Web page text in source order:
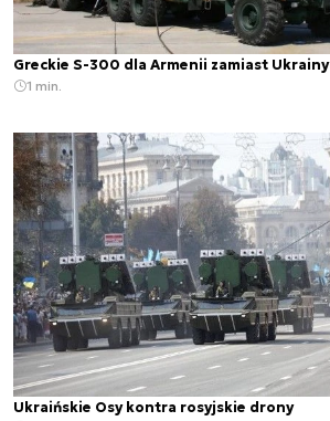
Greckie S-300 dla Armenii zamiast Ukrainy
1 min.
Ukraińskie Osy kontra rosyjskie drony